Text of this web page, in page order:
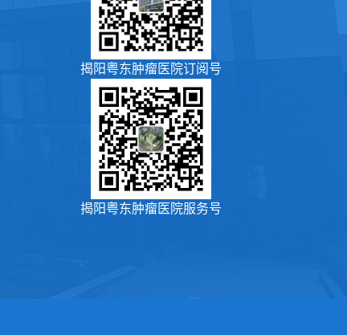
揭阳粤东肿瘤医院订阅号
揭阳粤东肿瘤医院服务号